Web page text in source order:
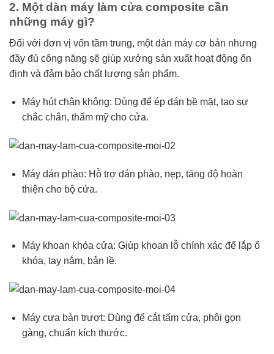
2. Một dàn máy làm cửa composite cần
những máy gì?
Đối với đơn vị vốn tầm trung, một dàn máy cơ bản nhưng
đầy đủ công năng sẽ giúp xưởng sản xuất hoạt động ổn
định và đảm bảo chất lượng sản phẩm.
Máy hút chân không: Dùng để ép dán bề mặt, tạo sự
chắc chắn, thẩm mỹ cho cửa.
Máy dán phào: Hỗ trợ dán phào, nẹp, tăng độ hoàn
thiện cho bộ cửa.
Máy khoan khóa cửa: Giúp khoan lỗ chính xác để lắp ổ
khóa, tay nắm, bản lề.
Máy cưa bàn trượt: Dùng để cắt tấm cửa, phôi gọn
gàng, chuẩn kích thước.